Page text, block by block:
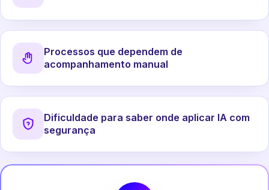
Processos que dependem de
acompanhamento manual
Dificuldade para saber onde aplicar IA com
segurança